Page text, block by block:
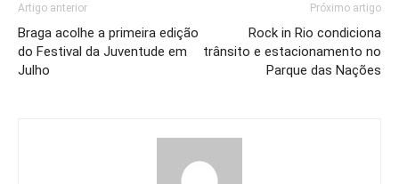
Artigo anterior
Braga acolhe a primeira edição
do Festival da Juventude em
Julho
Próximo artigo
Rock in Rio condiciona
trânsito e estacionamento no
Parque das Nações